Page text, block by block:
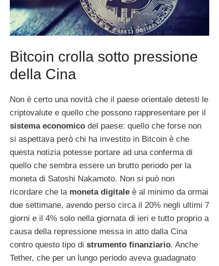
Bitcoin crolla sotto pressione
della Cina
Non è certo una novità che il paese orientale detesti le
criptovalute e quello che possono rappresentare per il
sistema economico del paese: quello che forse non
si aspettava però chi ha investito in Bitcoin è che
questa notizia potesse portare ad una conferma di
quello che sembra essere un brutto periodo per la
moneta di Satoshi Nakamoto. Non si può non
ricordare che la moneta digitale è al minimo da ormai
due settimane, avendo perso circa il 20% negli ultimi 7
giorni e il 4% solo nella giornata di ieri e tutto proprio a
causa della repressione messa in atto dalla Cina
contro questo tipo di strumento finanziario. Anche
Tether, che per un lungo periodo aveva guadagnato